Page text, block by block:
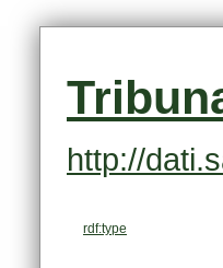
http://
rdf:type